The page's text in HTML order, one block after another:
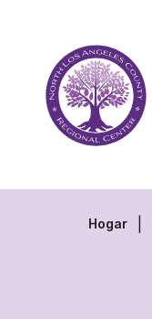
contenido
Hogar